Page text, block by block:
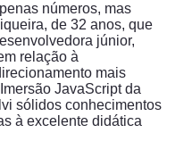
números, mas
de 32 anos, que
júnior,
relação à
mais
JavaScript da
sólidos conhecimentos
à excelente didática